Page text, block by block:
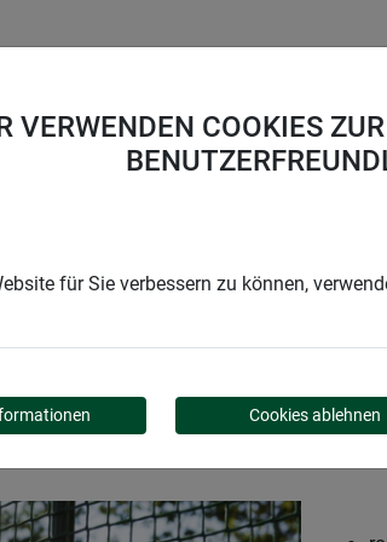
VERWENDEN COOKIES
für Sie verbessern zu können,
Cookies ablehnen